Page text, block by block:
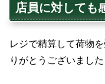
店員に対しても
レジで精算して荷物
りがとうございまし